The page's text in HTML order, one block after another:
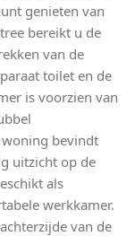
genieten van
bereikt u de
van de
toilet en de
is voorzien van
bevindt
uitzicht op de
als
werkkamer.
van de